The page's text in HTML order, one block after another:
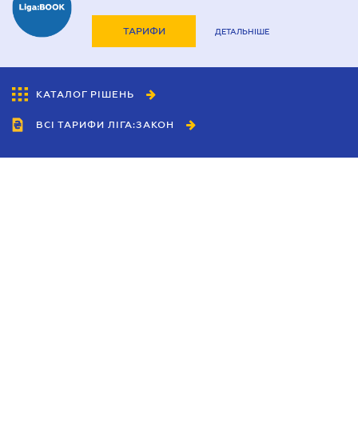
ТАРИФИ ДЕТАЛЬНІШЕ
КАТАЛОГ РІШЕНЬ
ВСІ ТАРИФИ ЛІГА:ЗАКОН